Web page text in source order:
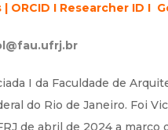
| ORCID I Researcher ID I
I da Faculdade de
do Rio de Janeiro. Foi
de abril de 2024 a março